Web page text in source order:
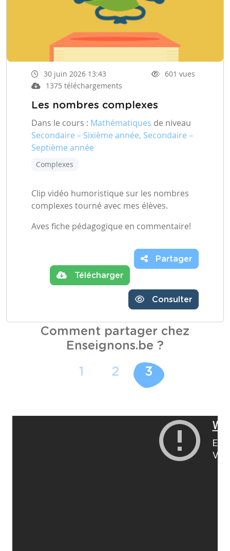
30 juin 2026 13:43
601 vues
1375 téléchargements
Les nombres complexes
Dans le cours : Mathématiques de niveau
Secondaire – Sixième année, Secondaire –
Septième année
Complexes
Clip vidéo humoristique sur les nombres
complexes tourné avec mes élèves.
Aves fiche pédagogique en commentaire!
Télécharger
Partager
Consulter
Comment partager chez
Enseignons.be ?
1 2 3